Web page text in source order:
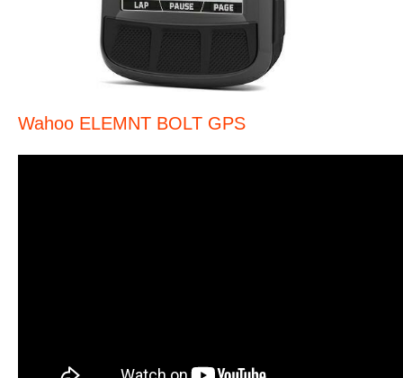
Wahoo ELEMNT BOLT GPS